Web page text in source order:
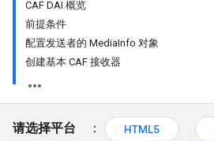
CAF DAI 概览
前提条件
配置发送者的 MediaInfo 对象
创建基本 CAF 接收器
请选择平台 ： HTML5